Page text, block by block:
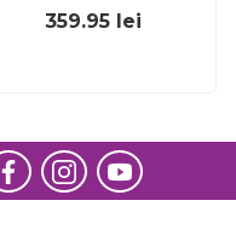
359.95 lei